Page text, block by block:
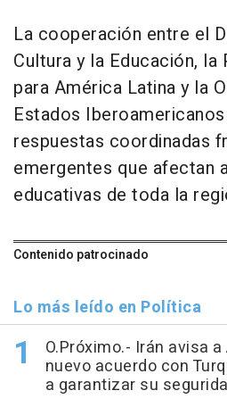
La cooperación entre el
Cultura y la Educación,
para América Latina y la
Estados
respuestas coordinadas
emergentes que afectan
educativas de toda la
Contenido patrocinado
Lo más leído en Política
O.Próximo.- Irán avisa
nuevo acuerdo con
a garantizar su